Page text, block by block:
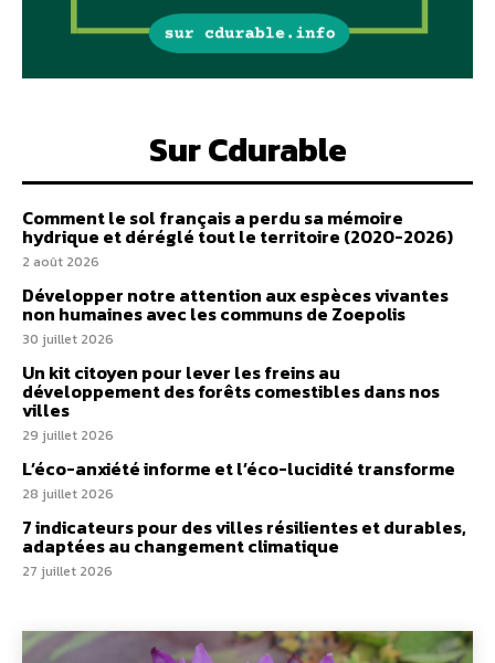
Sur Cdurable
Comment le sol français a perdu sa mémoire
hydrique et déréglé tout le territoire (2020-2026)
2 août 2026
Développer notre attention aux espèces vivantes
non humaines avec les communs de Zoepolis
30 juillet 2026
Un kit citoyen pour lever les freins au
développement des forêts comestibles dans nos
villes
29 juillet 2026
L’éco-anxiété informe et l’éco-lucidité transforme
28 juillet 2026
7 indicateurs pour des villes résilientes et durables,
adaptées au changement climatique
27 juillet 2026